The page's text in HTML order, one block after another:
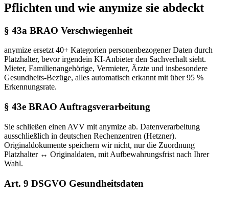
Pflichten und wie anymize sie abdeckt
§ 43a BRAO Verschwiegenheit
anymize ersetzt 40+ Kategorien personenbezogener Daten durch
Platzhalter, bevor irgendein KI-Anbieter den Sachverhalt sieht.
Mieter, Familienangehörige, Vermieter, Ärzte und insbesondere
Gesundheits-Bezüge, alles automatisch erkannt mit über 95 %
Erkennungsrate.
§ 43e BRAO Auftragsverarbeitung
Sie schließen einen AVV mit anymize ab. Datenverarbeitung
ausschließlich in deutschen Rechenzentren (Hetzner).
Originaldokumente speichern wir nicht, nur die Zuordnung
Platzhalter ↔ Originaldaten, mit Aufbewahrungsfrist nach Ihrer
Wahl.
Art. 9 DSGVO Gesundheitsdaten